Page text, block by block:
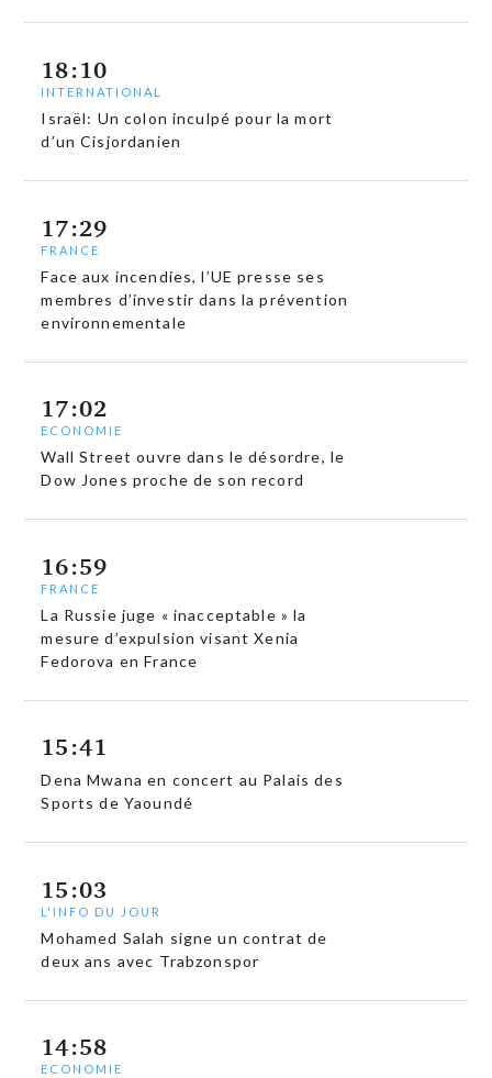
18:10
INTERNATIONAL
Israël: Un colon inculpé pour la mort
d’un Cisjordanien
17:29
FRANCE
Face aux incendies, l’UE presse ses
membres d’investir dans la prévention
environnementale
17:02
ECONOMIE
Wall Street ouvre dans le désordre, le
Dow Jones proche de son record
16:59
FRANCE
La Russie juge « inacceptable » la
mesure d’expulsion visant Xenia
Fedorova en France
15:41
Dena Mwana en concert au Palais des
Sports de Yaoundé
15:03
L'INFO DU JOUR
Mohamed Salah signe un contrat de
deux ans avec Trabzonspor
14:58
ECONOMIE